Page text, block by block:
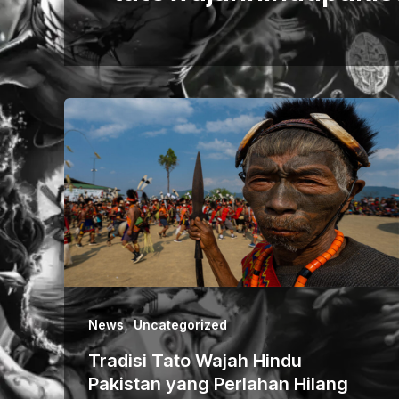
News,Uncategorized
Tradisi Tato Wajah Hindu
Pakistan yang Perlahan Hilang